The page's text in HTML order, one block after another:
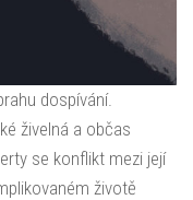
dospívání.
živelná a občas
se konflikt mezi její
životě